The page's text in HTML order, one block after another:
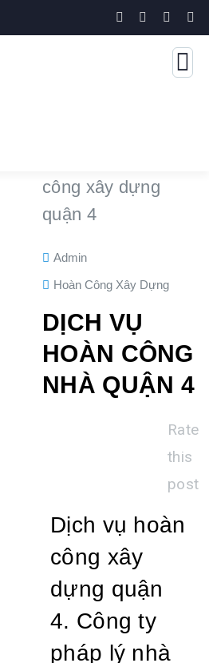
Admin
Hoàn Công Xây Dựng
DỊCH VỤ
HOÀN CÔNG
NHÀ QUẬN 4
Rate
this
post
Dịch vụ hoàn
công xây
dựng quận
4. Công ty
pháp lý nhà